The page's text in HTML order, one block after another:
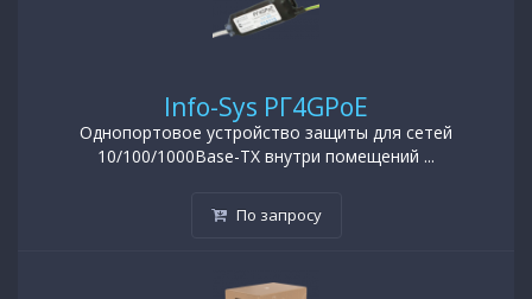
Info-Sys РГ4GPoE
Однопортовое устройство защиты для сетей
10/100/1000Base-TX внутри помещений ...
По запросу